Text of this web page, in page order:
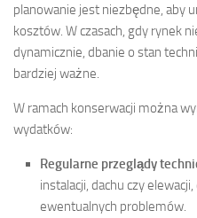
planowanie jest niezbędne, aby
kosztów. W czasach, gdy rynek
dynamicznie, dbanie o stan
bardziej ważne.
W ramach konserwacji można
wydatków:
Regularne przeglądy
instalacji, dachu czy
ewentualnych problemów.